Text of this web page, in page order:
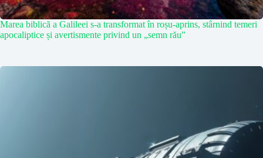
Marea biblică a Galileei s-a transformat în roșu-aprins, stârnind temeri
apocaliptice și avertismente privind un „semn rău”